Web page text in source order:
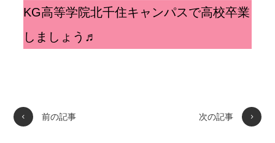
KG高等学院北千住キャンパスで高校卒業
しましょう♬
前の記事 次の記事